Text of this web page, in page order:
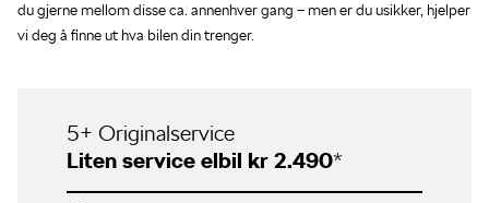
du gjerne mellom disse ca. annenhver gang – men er du usikker, hjelper
vi deg å finne ut hva bilen din trenger.
5+ Originalservice
Liten service elbil kr 2.490*